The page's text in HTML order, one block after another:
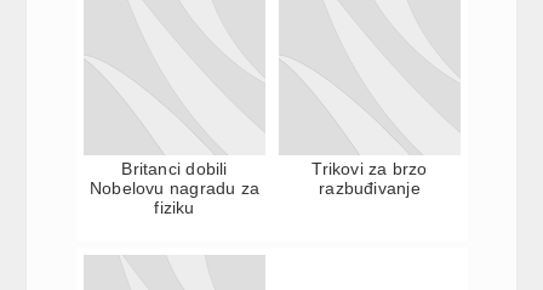
Britanci dobili
Nobelovu nagradu za
fiziku
Trikovi za brzo
razbuđivanje